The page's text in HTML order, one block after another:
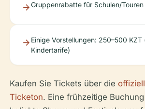
Gruppenrabatte für Schulen/Touren
Einige Vorstellungen: 250–500
Kindertarife)
Kaufen Sie Tickets über die
Ticketon. Eine frühzeitige